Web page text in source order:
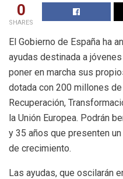
0
SHARES
El Gobierno de España ha
ayudas destinada a
poner en marcha sus
dotada con 200 millones
Recuperación,
la Unión Europea. Podrán
y 35 años que presenten
de crecimiento.
Las ayudas, que oscilarán